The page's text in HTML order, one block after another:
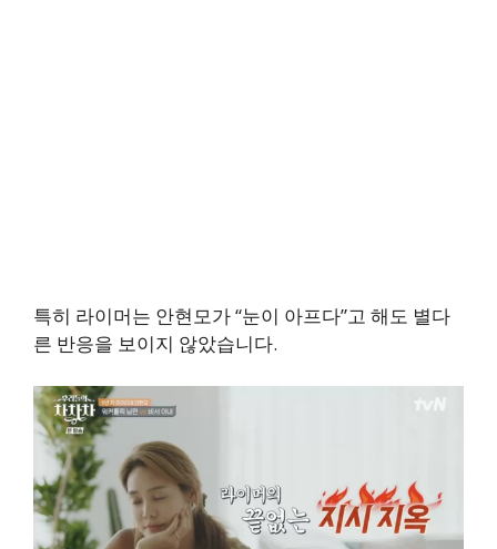
특히 라이머는 안현모가 “눈이 아프다”고 해도 별다
른 반응을 보이지 않았습니다.